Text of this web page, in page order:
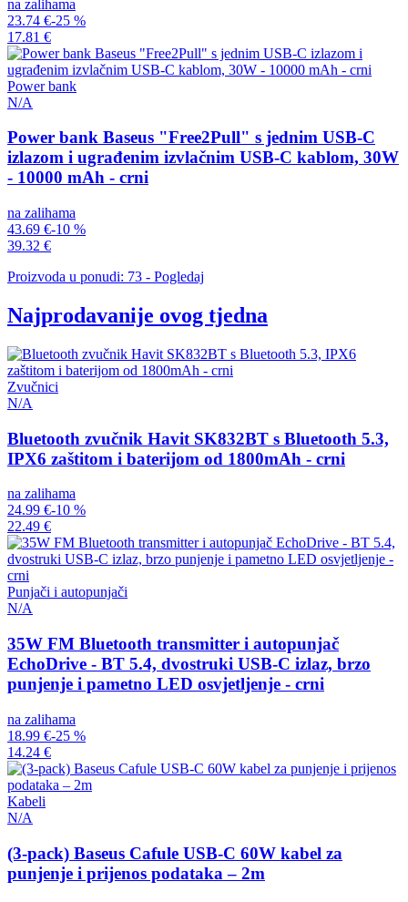
na zalihama
23.74 €-25 %
17.81 €
Power bank
N/A
Power bank Baseus "Free2Pull" s jednim USB-C
izlazom i ugrađenim izvlačnim USB-C kablom, 30W
- 10000 mAh - crni
na zalihama
43.69 €-10 %
39.32 €
Proizvoda u ponudi: 73 - Pogledaj
Najprodavanije ovog tjedna
Zvučnici
N/A
Bluetooth zvučnik Havit SK832BT s Bluetooth 5.3,
IPX6 zaštitom i baterijom od 1800mAh - crni
na zalihama
24.99 €-10 %
22.49 €
Punjači i autopunjači
N/A
35W FM Bluetooth transmitter i autopunjač
EchoDrive - BT 5.4, dvostruki USB-C izlaz, brzo
punjenje i pametno LED osvjetljenje - crni
na zalihama
18.99 €-25 %
14.24 €
Kabeli
N/A
(3-pack) Baseus Cafule USB-C 60W kabel za
punjenje i prijenos podataka – 2m